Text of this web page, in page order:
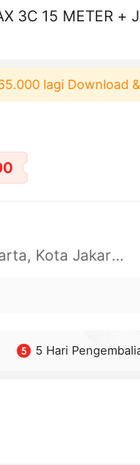
3C 15 METER +
lagi Download &
Daerah Khusus Ibukota Jakarta, Kota Jakarta Barat, Cengkareng, yy
5 Hari